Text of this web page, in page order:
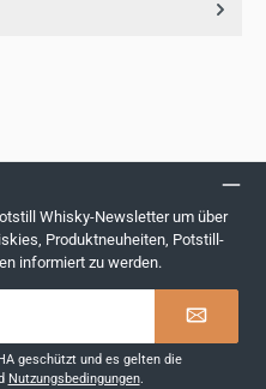
Whisky-Newsletter um über
Produktneuheiten, Potstill-
informiert zu werden.
geschützt und es gelten die
Nutzungsbedingungen.